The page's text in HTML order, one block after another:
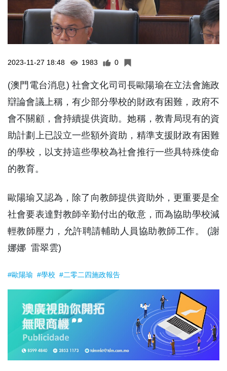
2023-11-27 18:48 1983 0
(澳門電台消息) 社會文化司司長歐陽瑜在立法會施政
辯論會議上稱，有少部分學校的財政有困難，政府不
會不關顧，會持續提供資助。她稱，教青局現有的資
助計劃上已設立一些額外資助，精準支援財政有困難
的學校，以支持這些學校為社會推行一些具特殊使命
的教育。
歐陽瑜又認為，除了向教師提供資助外，更重要是全
社會要表達對教師辛勤付出的敬意，而為協助學校減
輕教師壓力，允許聘請輔助人員協助教師工作。 (謝
娜娜 雷翠雲)
#歐陽瑜 #學校 #二零二四施政報告